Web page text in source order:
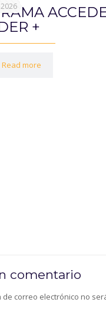
+
Read more
comentario
de correo electrónico no